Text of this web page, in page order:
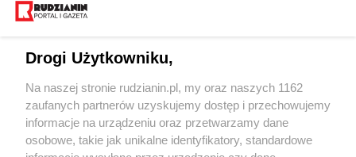
Wydawca mediów lokalnych
Drogi Użytkowniku,
Na naszej stronie rudzianin.pl, my oraz naszych 1162
zaufanych partnerów uzyskujemy dostęp i przechowujemy
informacje na urządzeniu oraz przetwarzamy dane
osobowe, takie jak unikalne identyfikatory, standardowe